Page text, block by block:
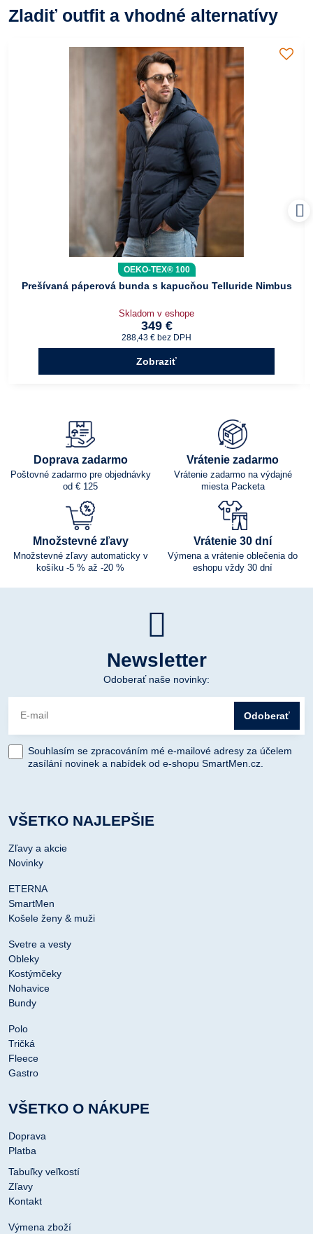
Zladiť outfit a vhodné alternatívy
OEKO-TEX® 100
Prešívaná páperová bunda s kapucňou Telluride Nimbus
Skladom v eshope
349 €
288,43 € bez DPH
Zobraziť
Doprava zadarmo
Poštovné zadarmo pre objednávky
od € 125
Vrátenie zadarmo
Vrátenie zadarmo na výdajné
miesta Packeta
Množstevné zľavy
Množstevné zľavy automaticky v
košíku -5 % až -20 %
Vrátenie 30 dní
Výmena a vrátenie oblečenia do
eshopu vždy 30 dní
Newsletter
Odoberať naše novinky:
Odoberať
Souhlasím se zpracováním mé e-mailové adresy za účelem
zasílání novinek a nabídek od e-shopu SmartMen.cz.
VŠETKO NAJLEPŠIE
Zľavy a akcie
Novinky
ETERNA
SmartMen
Košele ženy & muži
Svetre a vesty
Obleky
Kostýmčeky
Nohavice
Bundy
Polo
Tričká
Fleece
Gastro
VŠETKO O NÁKUPE
Doprava
Platba
Tabuľky veľkostí
Zľavy
Kontakt
Výmena zboží